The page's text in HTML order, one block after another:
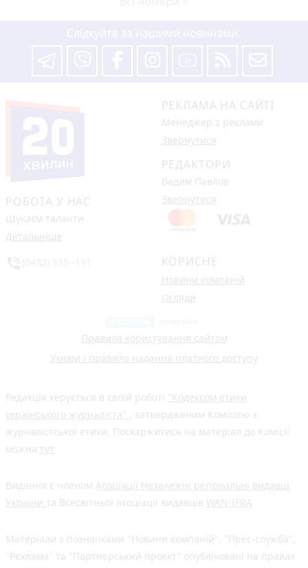
РОБОТА У НАС
Шукаєм таланти
Детальніше
РЕКЛАМА НА САЙТІ
Менеджер з реклами
Звернутися
РЕДАКТОРИ
Вадим Павлов
Звернутися
КОРИСНЕ
Новини компаній
Огляди
Правила користування сайтом
Умови і правила надання платного доступу
Редакція керується в своїй роботі "Кодексом етики
українського журналіста" , затвердженим Комісією з
журналістської етики. Поскаржитись на матеріал до Комісії
можна тут
Видання є членом Асоціації Незалежні регіональні видавці
України та Всесвітньої асоціації видавців WAN-IFRA
Матеріали з позначками "Новини компаній", "Прес-служба",
"Реклама" та "Партнерський проєкт" опубліковані на правах